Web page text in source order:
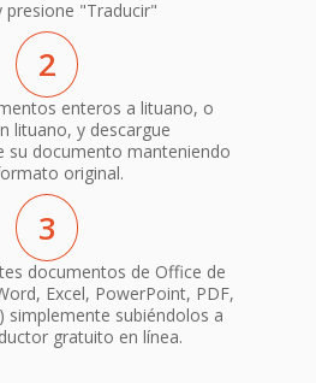
presione "Traducir"
2
enteros a lituano, o
lituano, y descargue
su documento manteniendo
original.
3
documentos de Office de
Excel, PowerPoint, PDF,
simplemente subiéndolos a
gratuito en línea.